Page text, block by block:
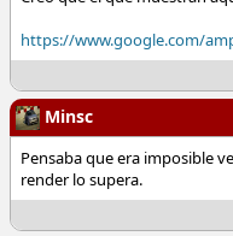
https://www.google.com/
Minsc
Pensaba que era imposible
render lo supera.